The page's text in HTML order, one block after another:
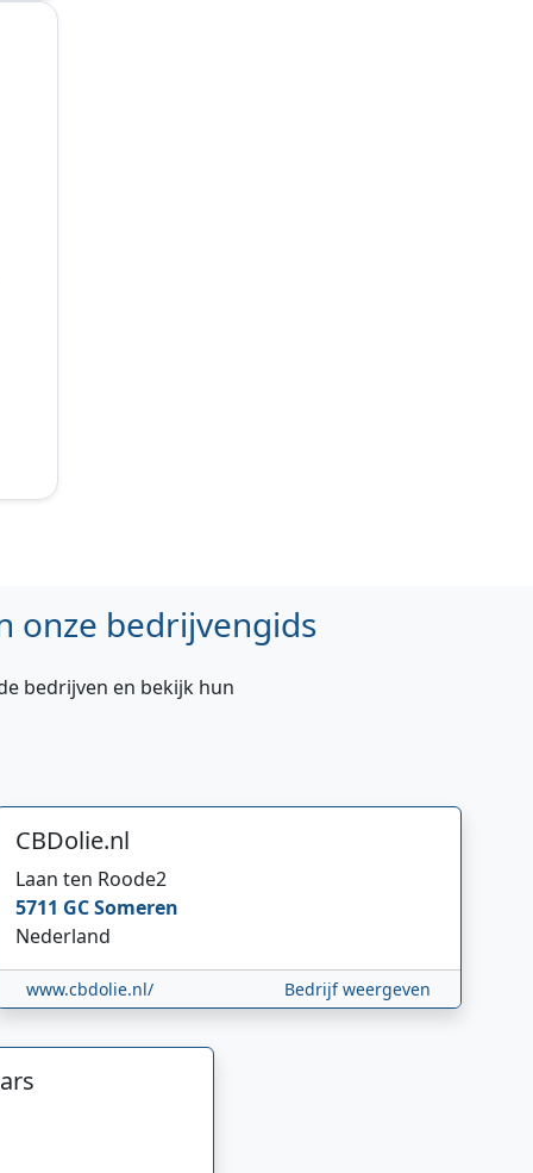
onze bedrijvengids
bedrijven en bekijk hun
CBDolie.nl
Laan ten Roode2
5711 GCSomeren
Nederland
www.cbdolie.nl/ Bedrijf weergeven